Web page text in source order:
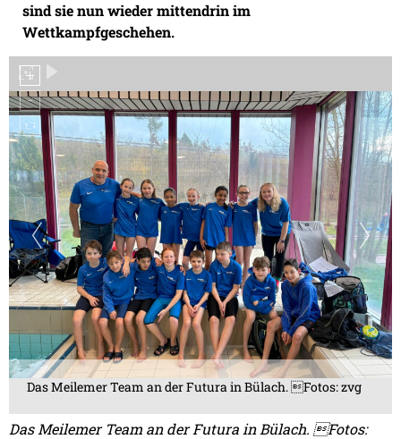
sind sie nun wieder mittendrin im
Wettkampfgeschehen.
Das Meilemer Team an der Futura in Bülach. Fotos: zvg
Das Meilemer Team an der Futura in Bülach. Fotos: